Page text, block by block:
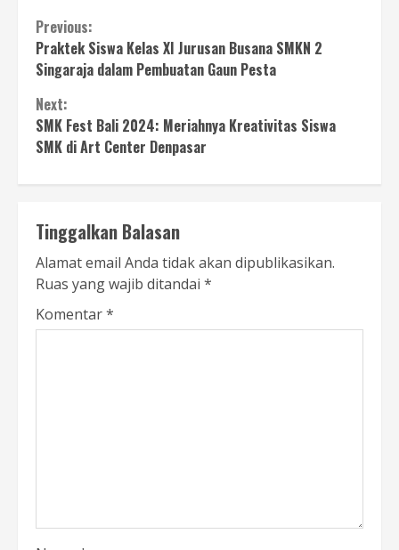
Continue
Reading
Previous:
Praktek Siswa Kelas XI Jurusan Busana SMKN 2
Singaraja dalam Pembuatan Gaun Pesta
Next:
SMK Fest Bali 2024: Meriahnya Kreativitas Siswa
SMK di Art Center Denpasar
Tinggalkan Balasan
Alamat email Anda tidak akan dipublikasikan.
Ruas yang wajib ditandai *
Komentar*